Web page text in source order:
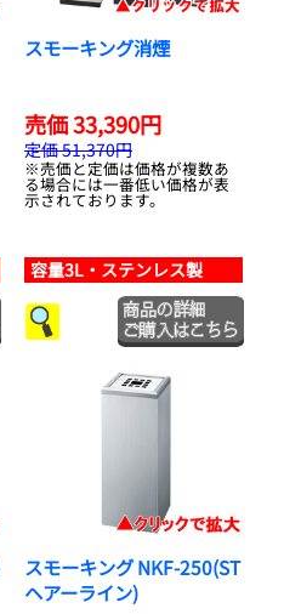
スモーキング消煙
売価 33,390円
定価 51,370円
※売価と定価は価格が複数あ
る場合には一番低い価格が表
示されております。
容量3L・ステンレス製
スモーキング NKF-250(ST
ヘアーライン)